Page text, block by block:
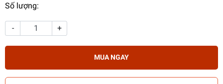
Số lượng:
- +
MUA NGAY